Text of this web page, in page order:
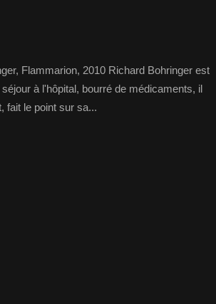
Flammarion, 2010 Richard Bohringer est
à l'hôpital, bourré de médicaments, il
fait le point sur sa...